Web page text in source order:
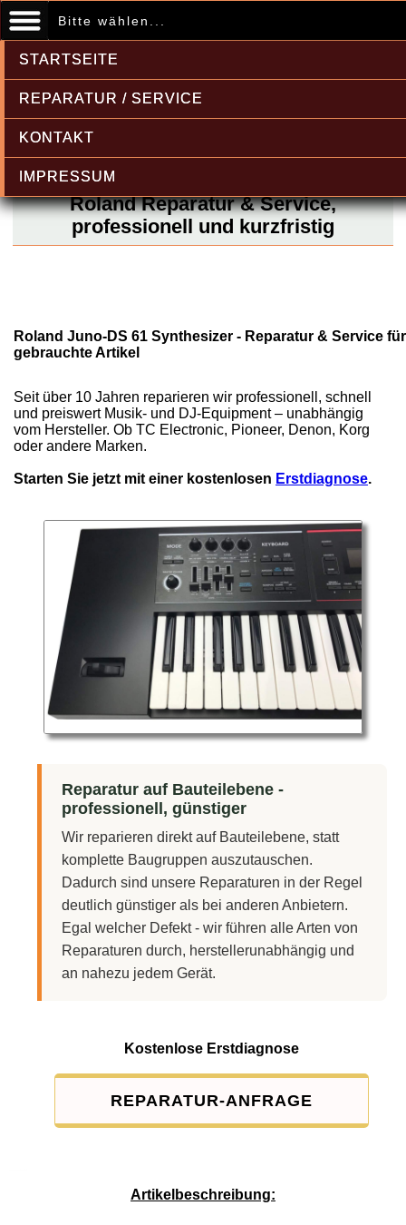
Bitte wählen...
STARTSEITE
REPARATUR / SERVICE
KONTAKT
IMPRESSUM
Roland Reparatur & Service,
professionell und kurzfristig
Roland Juno-DS 61 Synthesizer - Reparatur & Service für
gebrauchte Artikel
Seit über 10 Jahren reparieren wir professionell, schnell
und preiswert Musik- und DJ-Equipment – unabhängig
vom Hersteller. Ob TC Electronic, Pioneer, Denon, Korg
oder andere Marken.
Starten Sie jetzt mit einer kostenlosen Erstdiagnose.
Reparatur auf Bauteilebene -
professionell, günstiger
Wir reparieren direkt auf Bauteilebene, statt
komplette Baugruppen auszutauschen.
Dadurch sind unsere Reparaturen in der Regel
deutlich günstiger als bei anderen Anbietern.
Egal welcher Defekt - wir führen alle Arten von
Reparaturen durch, herstellerunabhängig und
an nahezu jedem Gerät.
Kostenlose Erstdiagnose
REPARATUR-ANFRAGE
Artikelbeschreibung: